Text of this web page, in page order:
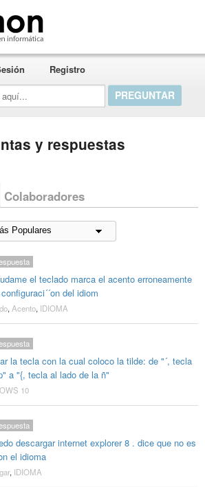
Registro
y respuestas
Colaboradores
el teclado marca el acento erroneamente
del idiom
, Acento, IDIOMA
la tecla con la cual coloco la tilde: de "´, tecla
a "{, tecla al lado de la ñ"
10
descargar internet explorer 8 . dice que no es
el idioma
, IDIOMA